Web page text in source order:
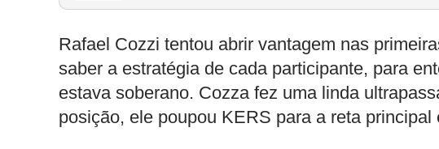
Rafael Cozzi tentou abrir vantagem nas
saber a estratégia de cada participante, para
estava soberano. Cozza fez uma linda
posição, ele poupou KERS para a reta principal